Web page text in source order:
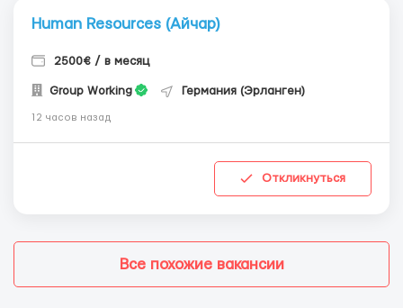
Human Resources (Айчар)
2500€ / в месяц
Group Working Германия (Эрланген)
12 часов назад
Откликнуться
Все похожие вакансии